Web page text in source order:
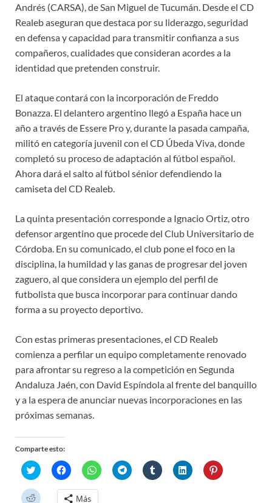
Andrés (CARSA), de San Miguel de Tucumán. Desde el CD
Realeb aseguran que destaca por su liderazgo, seguridad
en defensa y capacidad para transmitir confianza a sus
compañeros, cualidades que consideran acordes a la
identidad que pretenden construir.
El ataque contará con la incorporación de Freddo
Bonazza. El delantero argentino llegó a España hace un
año a través de Essere Pro y, durante la pasada campaña,
militó en categoría juvenil con el CD Úbeda Viva, donde
completó su proceso de adaptación al fútbol español.
Ahora dará el salto al fútbol sénior defendiendo la
camiseta del CD Realeb.
La quinta presentación corresponde a Ignacio Ortiz, otro
defensor argentino que procede del Club Universitario de
Córdoba. En su comunicado, el club pone el foco en la
disciplina, la humildad y las ganas de progresar del joven
zaguero, al que considera un ejemplo del perfil de
futbolista que busca incorporar para continuar dando
forma a su proyecto deportivo.
Con estas primeras presentaciones, el CD Realeb
comienza a perfilar un equipo completamente renovado
para afrontar su regreso a la competición en Segunda
Andaluza Jaén, con David Espíndola al frente del banquillo
y a la espera de anunciar nuevas incorporaciones en las
próximas semanas.
Comparte esto:
H
a
c
H
a
c
l
H
a
c
H
a
H
a
H
a
H
a
H Más